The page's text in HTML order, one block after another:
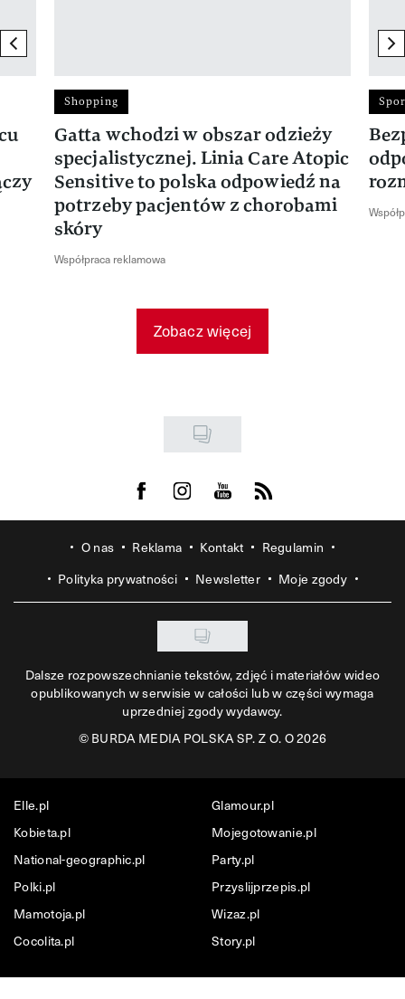
previous element
Shopping
Gatta wchodzi w obszar odzieży
specjalistycznej. Linia Care Atopic
Sensitive to polska odpowiedź na
potrzeby pacjentów z chorobami
skóry
Współpraca reklamowa
Zobacz więcej
Visit us on Facebook
Visit us on Instagram
Visit us on Youtube
Visit us on Rss
O nas Reklama Kontakt
Regulamin
Polityka prywatności
Newsletter Moje zgody
Dalsze rozpowszechnianie tekstów, zdjęć i materiałów wideo
opublikowanych w serwisie w całości lub w części wymaga
uprzedniej zgody wydawcy.
©BURDA MEDIA POLSKA SP. Z O. O 2026
Elle.pl
Glamour.pl
Kobieta.pl
Mojegotowanie.pl
National-geographic.pl
Party.pl
Polki.pl
Przyslijprzepis.pl
Mamotoja.pl
Wizaz.pl
Cocolita.pl
Story.pl